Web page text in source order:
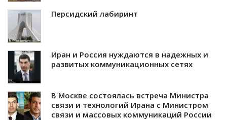
Персидский лабиринт
Иран и Россия нуждаются в надежных и
развитых коммуникационных сетях
В Москве состоялась встреча Министра
связи и технологий Ирана с Министром
связи и массовых коммуникаций России